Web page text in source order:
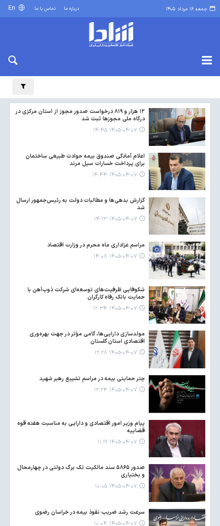
جمعه ۱۶ مرداد ۱۴۰۵ درباره ما تماس با ما
۱۲ هزار و ۸۱۹ درخواست صدور مجوز از استان مرکزی در
درگاه ملی مجوزها ثبت شد
۱۴۰۵-۰۴-۰۷ ۱۴:۴۵
اعلام آمادگی صندوق بیمه حوادث طبیعی ساختمان
برای پرداخت خسارات سیل مرند
۱۴۰۵-۰۴-۰۷ ۱۴:۴۴
گزارش بدهی‌ها و مطالبات دولت به رئیس‌جمهور ارسال
شد
۱۴۰۵-۰۴-۰۷ ۱۴:۱۳
مراسم عزاداری ماه محرم در وزارت اقتصاد
۱۴۰۵-۰۴-۰۷ ۱۴:۰۸
شکوفایی ظرفیت‌های توسعه‌ای شرکت ذوب‌آهن با
حمایت‌ بانک رفاه کارگران
۱۴۰۵-۰۴-۰۷ ۱۲:۳۴
مولدسازی دارایی‌ها، گامی مؤثر در جهت بهره‌وری
اقتصادی استان گلستان
۱۴۰۵-۰۴-۰۷ ۱۲:۲۸
چتر حمایتی بیمه در مراسم تشییع رهبر شهید
۱۴۰۵-۰۴-۰۷ ۱۲:۲۴
پیام وزیر امور اقتصادی و دارایی به مناسبت هفته قوه
قضاییه
۱۴۰۵-۰۴-۰۷ ۱۱:۱۹
صدور ۵۸۶۵ سند مالکیت تک برگ دولتی در چهارمحال
و بختیاری
۱۴۰۵-۰۴-۰۷ ۱۰:۰۵
سرعت رشد ضریب نفوذ بیمه در خراسان رضوی
۱۴۰۵-۰۴-۰۷ ۱۰:۰۴